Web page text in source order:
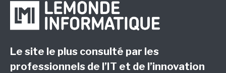
Le site le plus consulté par les
professionnels de l’IT et de l’innovation